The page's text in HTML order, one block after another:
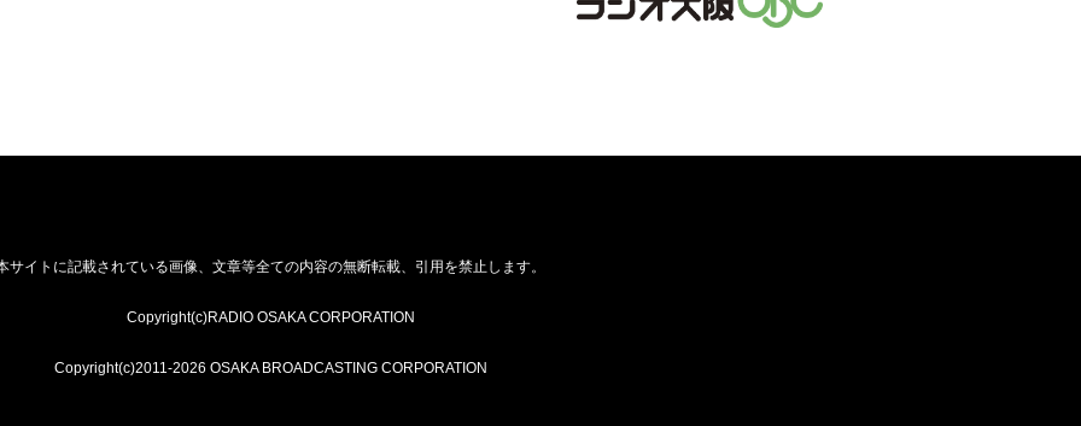
サイトに記載されている画像、文章等全ての内容の無断転載、引用を禁止します。
Copyright(c)RADIO OSAKA CORPORATION
Copyright(c)2011-2026 OSAKA BROADCASTING CORPORATION